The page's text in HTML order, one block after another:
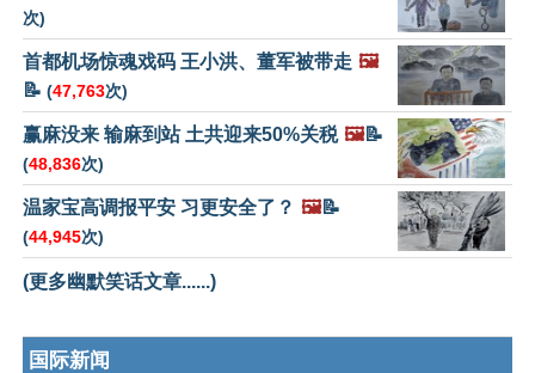
次)
首都机场惊魂戏码 王小洪、董军被带走 🖼️
📝 (47,763次)
赢麻没来 输麻到站 土共迎来50%关税 🖼️📝
(48,836次)
温家宝高调报平安 习更安全了？ 🖼️📝
(44,945次)
(更多幽默笑话文章......)
国际新闻